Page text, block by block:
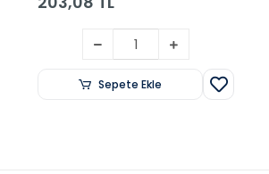
Sepete Ekle